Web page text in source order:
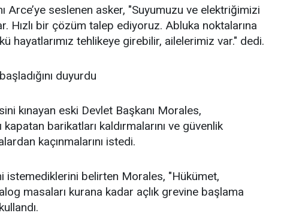
Arce’ye seslenen asker, "Suyumuzu ve elektriğimizi
Hızlı bir çözüm talep ediyoruz. Abluka noktalarına
hayatlarımız tehlikeye girebilir, ailelerimiz var." dedi.
duyurdu
kınayan eski Devlet Başkanı Morales,
barikatları kaldırmalarını ve güvenlik
kaçınmalarını istedi.
istemediklerini belirten Morales, "Hükümet,
masaları kurana kadar açlık grevine başlama